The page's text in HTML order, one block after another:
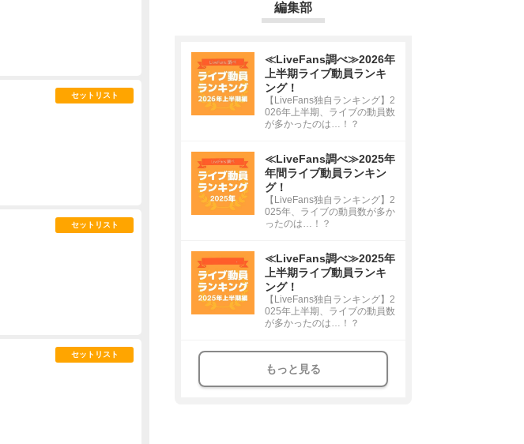
セットリスト
セットリスト
セットリスト
編集部
≪LiveFans調べ≫2026年
上半期ライブ動員ランキ
ング！
【LiveFans独自ランキング】2
026年上半期、ライブの動員数
が多かったのは…！？
≪LiveFans調べ≫2025年
年間ライブ動員ランキン
グ！
【LiveFans独自ランキング】2
025年、ライブの動員数が多か
ったのは…！？
≪LiveFans調べ≫2025年
上半期ライブ動員ランキ
ング！
【LiveFans独自ランキング】2
025年上半期、ライブの動員数
が多かったのは…！？
もっと見る